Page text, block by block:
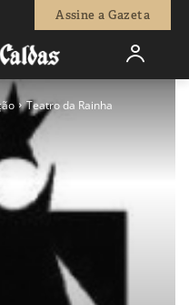
Assine a Gazeta
Teatro da Rainha